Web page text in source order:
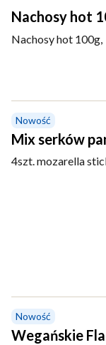
Nachosy hot
Nachosy hot 100g,
Nowość
Mix serków
4szt. mozarella
Nowość
Wegańskie